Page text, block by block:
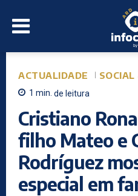
ACTUALIDADE
1 min. de leitura
Cristiano
filho Mateo e
Rodríguez
especial em